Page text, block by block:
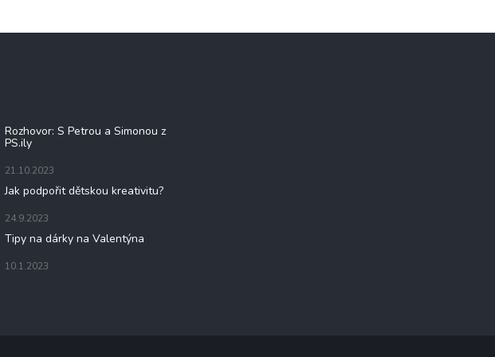
Rozhovor: S Petrou a Simonou z
PS.ily
21.10.2023
Jak podpořit dětskou kreativitu?
24.9.2023
Tipy na dárky na Valentýna
10.1.2023